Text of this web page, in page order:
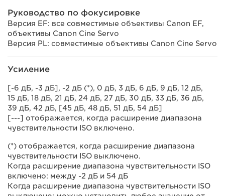
Руководство по фокусировке
Версия EF: все совместимые объективы Canon EF,
объективы Canon Cine Servo
Версия PL: совместимые объективы Canon Cine Servo
Усиление
[-6 дБ, -3 дБ], -2 дБ (*), 0 дБ, 3 дБ, 6 дБ, 9 дБ, 12 дБ,
15 дБ, 18 дБ, 21 дБ, 24 дБ, 27 дБ, 30 дБ, 33 дБ, 36 дБ,
39 дБ, 42 дБ, [45 дБ, 48 дБ, 51 дБ, 54 дБ]
[---] отображается, когда расширение диапазона
чувствительности ISO включено.
(*) отображается, когда расширение диапазона
чувствительности ISO выключено.
Когда расширение диапазона чувствительности ISO
включено: между -2 дБ и 54 дБ
Когда расширение диапазона чувствительности ISO